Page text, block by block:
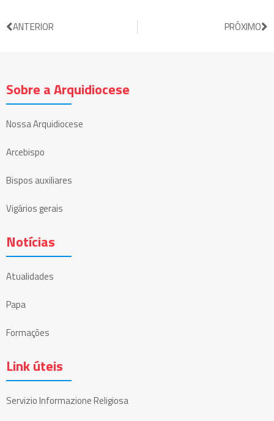
ANTERIOR PRÓXIMO
Sobre a Arquidiocese
Nossa Arquidiocese
Arcebispo
Bispos auxiliares
Vigários gerais
Notícias
Atualidades
Papa
Formações
Link úteis
Servizio Informazione Religiosa